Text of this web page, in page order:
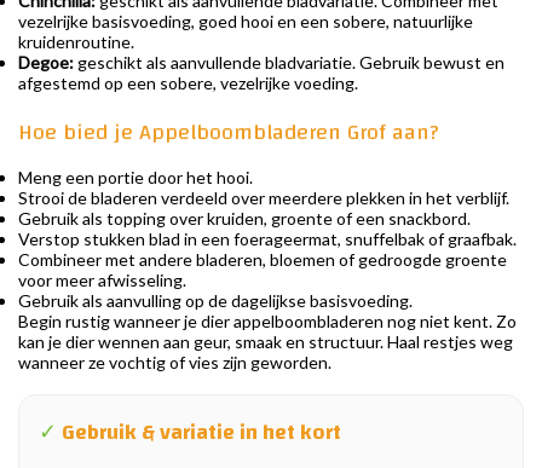
vezelrijke basisvoeding, goed hooi en een sobere, natuurlijke
kruidenroutine.
Degoe:geschikt als aanvullende bladvariatie. Gebruik bewust en
afgestemd op een sobere, vezelrijke voeding.
Hoe bied je Appelboombladeren Grof aan?
Meng een portie door het hooi.
Strooi de bladeren verdeeld over meerdere plekken in het verblijf.
Gebruik als topping over kruiden, groente of een snackbord.
Verstop stukken blad in een foerageermat, snuffelbak of graafbak.
Combineer met andere bladeren, bloemen of gedroogde groente
voor meer afwisseling.
Gebruik als aanvulling op de dagelijkse basisvoeding.
Begin rustig wanneer je dier appelboombladeren nog niet kent. Zo
kan je dier wennen aan geur, smaak en structuur. Haal restjes weg
wanneer ze vochtig of vies zijn geworden.
✓ Gebruik & variatie in het kort